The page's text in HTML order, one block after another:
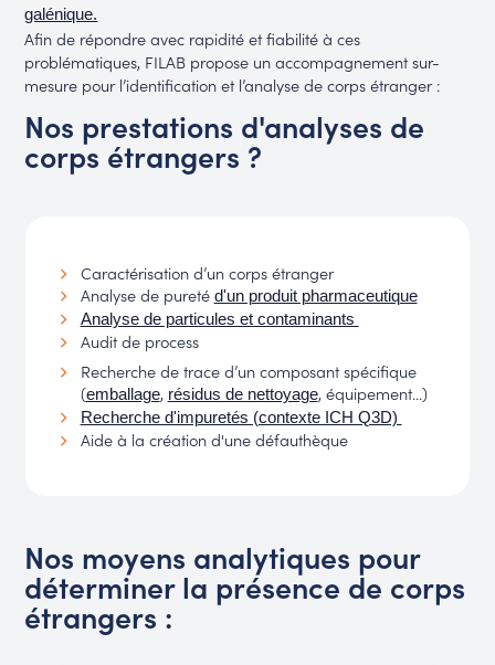
galénique.
Afin de répondre avec rapidité et fiabilité à ces
problématiques, FILAB propose un accompagnement sur-
mesure pour l’identification et l’analyse de corps étranger :
Nos prestations d'analyses de
corps étrangers ?
Caractérisation d’un corps étranger
Analyse de pureté d'un produit pharmaceutique
Analyse de particules et contaminants
Audit de process
Recherche de trace d’un composant spécifique
(emballage, résidus de nettoyage, équipement...)
Recherche d'impuretés (contexte ICH Q3D)
Aide à la création d'une défauthèque
Nos moyens analytiques pour
déterminer la présence de corps
étrangers :